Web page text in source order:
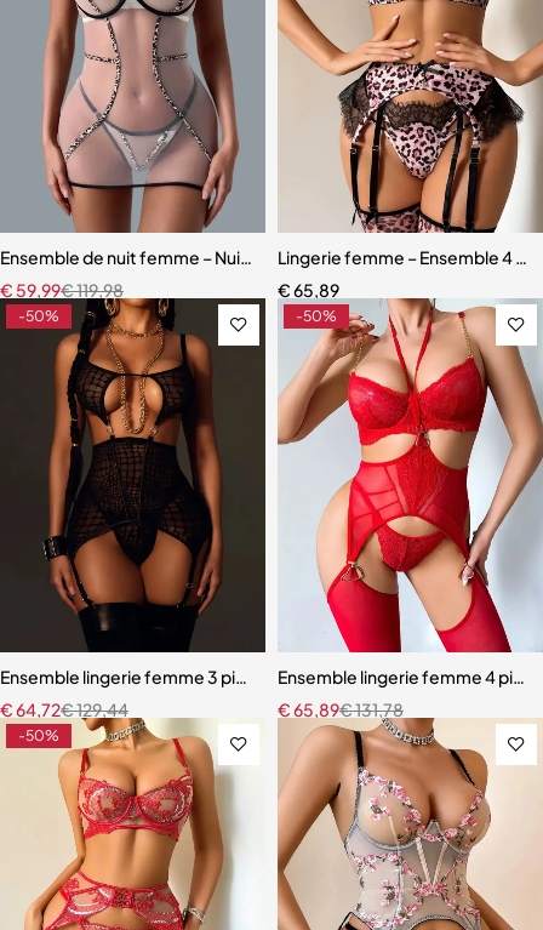
Ensemble de nuit femme – Nuisette léopard avec coupe fluide et
€119,98
€ 59,99
Lingerie femme – Ensemble 4
€65,89
-50%
Ensemble lingerie femme 3 pièces – Texture alligator avec corset
€129,44
€64,72
-50%
Ensemble lingerie femme 4
€131,78
€65,89
-50%